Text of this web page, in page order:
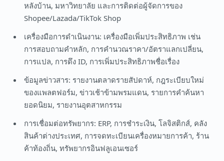
หลังบ้าน, มหาวิทยาลัย และการติดต่อผู้จัดการของ
Shopee/Lazada/TikTok Shop
เครื่องมือการดำเนินงาน: เครื่องมือเพิ่มประสิทธิภาพ เช่น
การสอบถามคำหลัก, การคำนวณราคา/อัตราแลกเปลี่ยน,
การแปล, การดึง ID, การเพิ่มประสิทธิภาพชื่อเรื่อง
ข้อมูลข่าวสาร: รายงานตลาดรายสัปดาห์, กฎระเบียบใหม่
ของแพลตฟอร์ม, ข่าวเช้าข้ามพรมแดน, รายการคำค้นหา
ยอดนิยม, รายงานอุตสาหกรรม
การเชื่อมต่อทรัพยากร: ERP, การชำระเงิน, โลจิสติกส์, คลัง
สินค้าต่างประเทศ, การจดทะเบียนเครื่องหมายการค้า, ร้าน
ค้าท้องถิ่น, ทรัพยากรอินฟลูเอนเซอร์